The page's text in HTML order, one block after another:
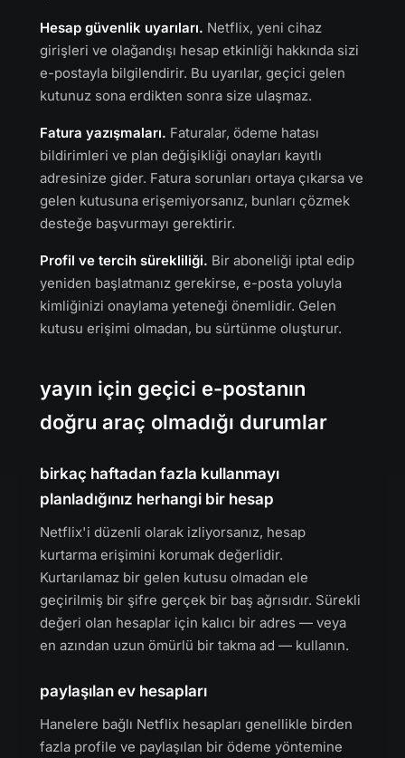
Hesap güvenlik uyarıları. Netflix, yeni cihaz
girişleri ve olağandışı hesap etkinliği hakkında sizi
e-postayla bilgilendirir. Bu uyarılar, geçici gelen
kutunuz sona erdikten sonra size ulaşmaz.
Fatura yazışmaları. Faturalar, ödeme hatası
bildirimleri ve plan değişikliği onayları kayıtlı
adresinize gider. Fatura sorunları ortaya çıkarsa ve
gelen kutusuna erişemiyorsanız, bunları çözmek
desteğe başvurmayı gerektirir.
Profil ve tercih sürekliliği. Bir aboneliği iptal edip
yeniden başlatmanız gerekirse, e-posta yoluyla
kimliğinizi onaylama yeteneği önemlidir. Gelen
kutusu erişimi olmadan, bu sürtünme oluşturur.
yayın için geçici e-postanın
doğru araç olmadığı durumlar
birkaç haftadan fazla kullanmayı
planladığınız herhangi bir hesap
Netflix'i düzenli olarak izliyorsanız, hesap
kurtarma erişimini korumak değerlidir.
Kurtarılamaz bir gelen kutusu olmadan ele
geçirilmiş bir şifre gerçek bir baş ağrısıdır. Sürekli
değeri olan hesaplar için kalıcı bir adres — veya
en azından uzun ömürlü bir takma ad — kullanın.
paylaşılan ev hesapları
Hanelere bağlı Netflix hesapları genellikle birden
fazla profile ve paylaşılan bir ödeme yöntemine